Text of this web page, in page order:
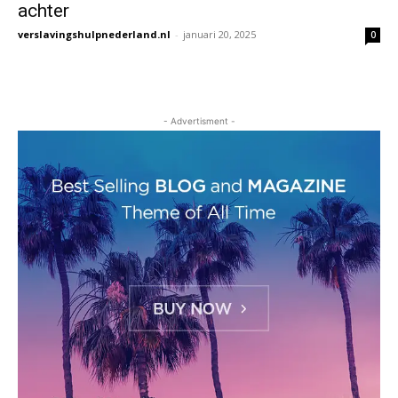
achter
verslavingshulpnederland.nl - januari 20, 2025 0
- Advertisment -